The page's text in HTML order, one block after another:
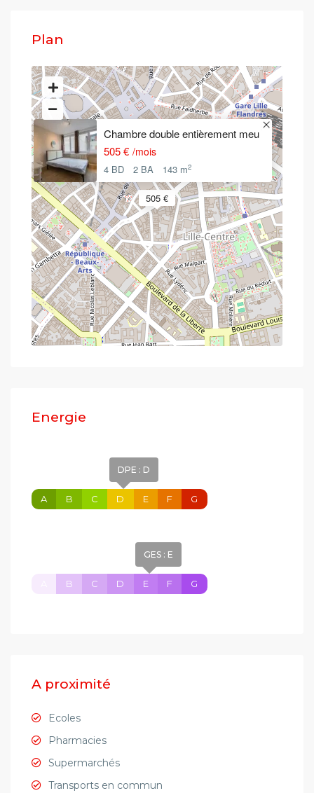
Plan
505 €
Chambre double entièrement meu
505 € /mois
4 BD 2 BA 143 m2
Energie
A B C
DPE : D
D E F G
B C D
GES : E
E F G
A proximité
Ecoles
Pharmacies
Supermarchés
Transports en commun